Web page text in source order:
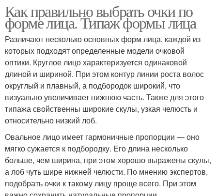
Как правильно выбрать очки по
форме лица. Типаж формы лица
Различают несколько основных форм лица, каждой из
которых подходят определенные модели очковой
оптики. Круглое лицо характеризуется одинаковой
длиной и шириной. При этом контур линии роста волос
округлый и плавный, а подбородок широкий, что
визуально увеличивает нижнюю часть. Также для этого
типажа свойственны широкие скулы, узкая челюсть и
относительно низкий лоб.
Овальное лицо имеет гармоничные пропорции — оно
мягко сужается к подбородку. Его длина несколько
больше, чем ширина, при этом хорошо выражены скулы,
а лоб чуть шире нижней челюсти. По мнению экспертов,
подобрать очки к такому лицу проще всего. При этом